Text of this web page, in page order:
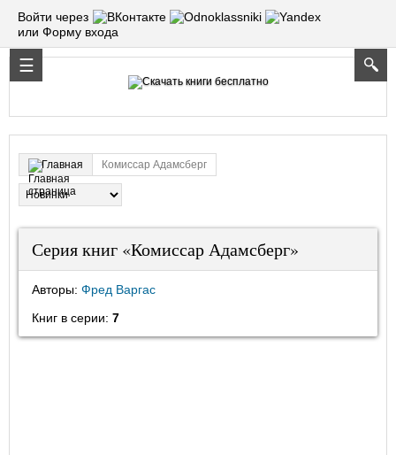
Войти через
или Форму входа
Главная Комиссар Адамсберг
Серия книг «Комиссар Адамсберг»
Авторы: Фред Варгас
Книг в серии: 7